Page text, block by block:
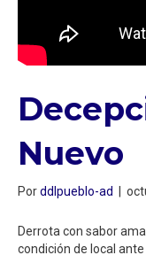
Nuevo
Porddlpueblo-ad
Derrota con sabor
condición de local